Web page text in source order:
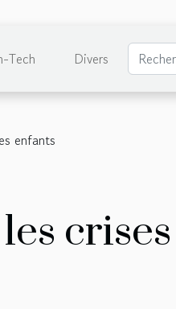
Tech Divers
enfants